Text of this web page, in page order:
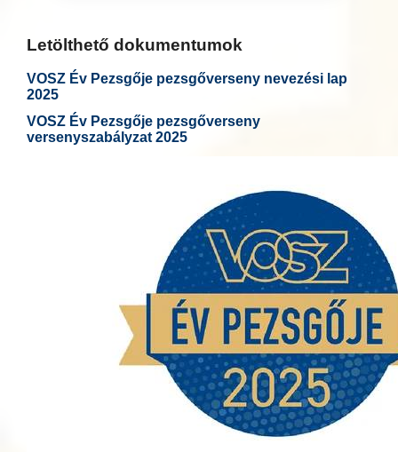
Letölthető dokumentumok
VOSZ Év Pezsgője pezsgőverseny nevezési lap
2025
VOSZ Év Pezsgője pezsgőverseny
versenyszabályzat 2025